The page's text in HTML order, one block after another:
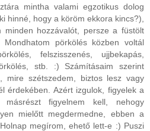
mintha valami egzotikus dolog
hinné, hogy a köröm ekkora kincs?),
hozzávalót, persze a füstölt
pörkölés közben voltál
felszisszenés, ujjbekapás,
stb. :) Számításaim szerint
mire szétszedem, biztos lesz vagy
érdekében. Azért izgulok, figyelek a
másrészt figyelnem kell, nehogy
mielőtt megdermedne, ebben a
megírom, ehető lett-e :) Puszi